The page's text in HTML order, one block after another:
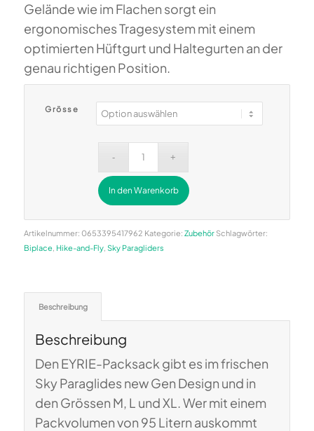
Gelände wie im Flachen sorgt ein
ergonomisches Tragesystem mit einem
optimierten Hüftgurt und Haltegurten an der
genau richtigen Position.
Grösse
In den Warenkorb
Artikelnummer: 0653395417962 Kategorie: Zubehör Schlagwörter:
Biplace, Hike-and-Fly, Sky Paragliders
Beschreibung
Beschreibung
Den EYRIE-Packsack gibt es im frischen
Sky Paraglides new Gen Design und in
den Grössen M, L und XL. Wer mit einem
Packvolumen von 95 Litern auskommt